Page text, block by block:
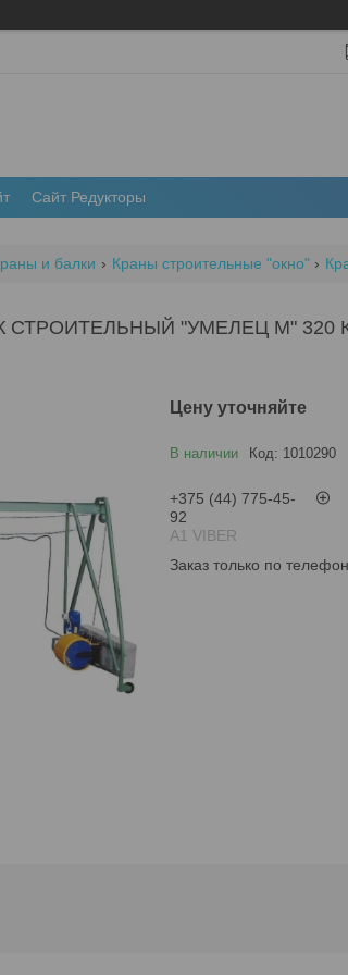
Сайт Редукторы
и балки Краны строительные "окно"
"УМЕЛЕЦ М" 320
Цену уточняйте
В наличии Код: 1010290
+375 (44) 775-45-
92
А1 VIBER
Заказ только по